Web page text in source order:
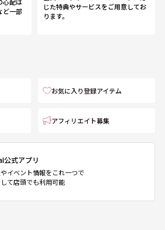
ど一部
じた特典やサービスをご用意してお
ります。
お気に入り登録アイテム
アフィリエイト募集
公式アプリ
イベント情報をこれ一つで
て店頭でも利用可能